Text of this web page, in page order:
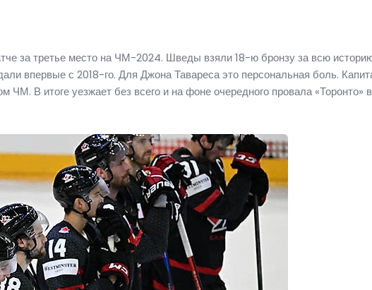
за третье место на ЧМ-2024. Шведы взяли 18-ю бронзу за всю
впервые с 2018-го. Для Джона Тавареса это персональная боль.
ЧМ. В итоге уезжает без всего и на фоне очередного провала «Торонто»